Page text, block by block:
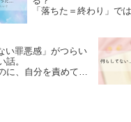
「落ちた＝終わり」で
い罪悪感」がつらい
話。
に、自分を責めてし